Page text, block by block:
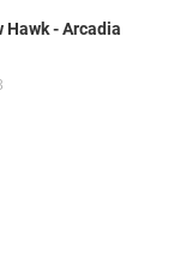
Hawk - Arcadia